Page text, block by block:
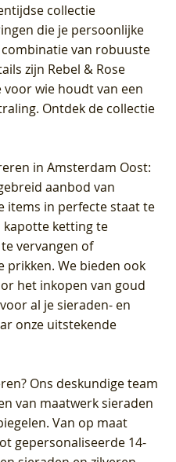
collectie
die je persoonlijke
van robuuste
zijn Rebel & Rose
wie houdt van een
Ontdek de collectie
in Amsterdam Oost:
aanbod van
items in perfecte staat te
kapotte ketting te
vervangen of
prikken. We bieden ook
het inkopen van goud
al je sieraden- en
onze uitstekende
? Ons deskundige team
van maatwerk sieraden
Van op maat
gepersonaliseerde 14-